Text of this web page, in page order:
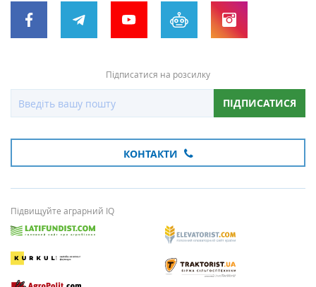
Підписатися на розсилку
ПІДПИСАТИСЯ
КОНТАКТИ
Підвищуйте аграрний IQ